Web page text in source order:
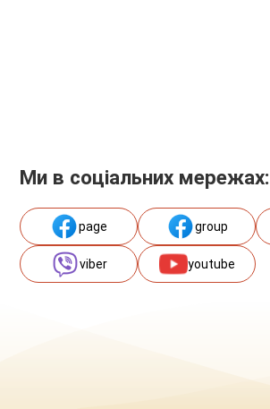
Ми в соціальних мережах:
page group
viber youtube